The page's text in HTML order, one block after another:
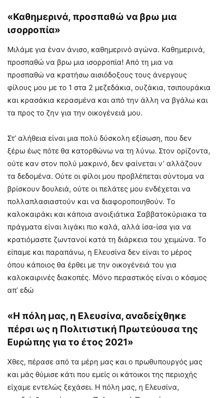
«Καθημερινά, προσπαθώ να βρω μια
ισορροπία»
Μιλάμε για έναν άνισο, καθημερινό αγώνα. Καθημερινά,
προσπαθώ να βρω μια ισορροπία! Από τη μια να
προσπαθώ να κρατήσω αισιόδοξους τους άνεργους
φίλους μου με το 1 στα 2 μεζεδάκια, ουζάκια, τσιπουράκια
και κρασάκια κερασμένα και από την άλλη να βγάλω και
τα προς το ζην για την οικογένειά μου.
Στ’ αλήθεια είναι μια πολύ δύσκολη εξίσωση, που δεν
ξέρω έως πότε θα κατορθώνω να τη λύνω. Στον ορίζοντα,
ούτε καν στον πολύ μακρινό, δεν φαίνεται ν’ αλλάζουν
τα δεδομένα. Ούτε οι φίλοι μου προβλέπεται σύντομα να
βρίσκουν δουλειά, ούτε οι πελάτες μου ενδέχεται να
πολλαπλασιαστούν και να διαφοροποιηθούν. Το
καλοκαιράκι και κάποια ανοιξιάτικα Σαββατοκύριακα τα
πράγματα είναι λιγάκι πιο καλά, αλλά ίσα-ίσα για να
κρατιόμαστε ζωντανοί κατά τη διάρκεια του χειμώνα. Το
είπαμε και παραπάνω, η Ελευσίνα δεν είναι το μέρος
όπου κάποιος θα έρθει με την οικογένειά του για
καλοκαιρινές διακοπές. Μόνο περαστικός είναι ο κόσμος
απ’ εδώ
«Η πόλη μας, η Ελευσίνα, αναδείχθηκε
πέρσι ως η Πολιτιστική Πρωτεύουσα της
Ευρώπης για το έτος 2021»
Χθες, πέρασε από τα μέρη μας και ο πρωθυπουργός μας
και μάς θύμισε κάτι που εμείς οι κάτοικοι της περιοχής
είχαμε εντελώς ξεχάσει. Η πόλη μας, η Ελευσίνα,